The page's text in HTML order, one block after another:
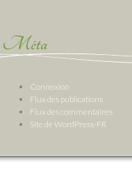
Méta
Connexion
Flux des publications
Flux des commentaires
Site de WordPress-FR